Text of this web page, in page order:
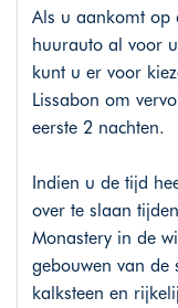
Als u aankomt op
huurauto al voor
kunt u er voor
Lissabon om
eerste 2 nachten.
Indien u de tijd
over te slaan
Monastery in de
gebouwen van de
kalksteen en